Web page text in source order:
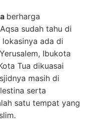
berharga
sudah tahu di
ada di
Ibukota
Tua dikuasai
masih di
serta
satu tempat yang